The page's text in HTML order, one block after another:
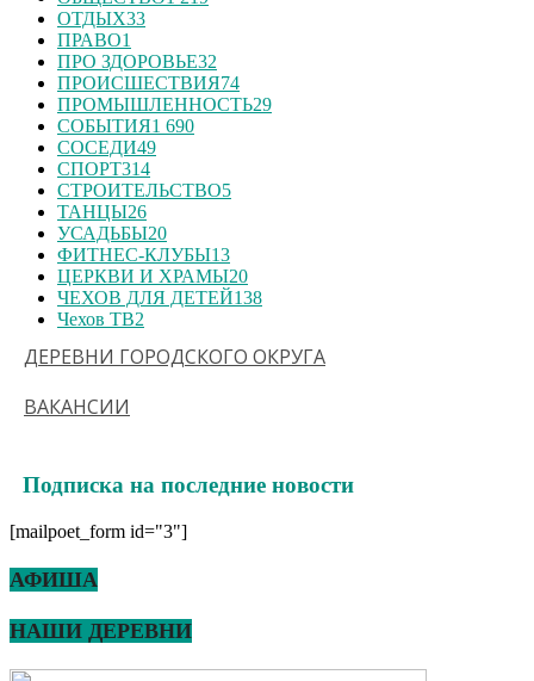
ОТДЫХ33
ПРАВО1
ПРО ЗДОРОВЬЕ32
ПРОИСШЕСТВИЯ74
ПРОМЫШЛЕННОСТЬ29
СОБЫТИЯ1 690
СОСЕДИ49
СПОРТ314
СТРОИТЕЛЬСТВО5
ТАНЦЫ26
УСАДЬБЫ20
ФИТНЕС-КЛУБЫ13
ЦЕРКВИ И ХРАМЫ20
ЧЕХОВ ДЛЯ ДЕТЕЙ138
Чехов ТВ2
ДЕРЕВНИ ГОРОДСКОГО ОКРУГА
ВАКАНСИИ
Подписка на последние новости
[mailpoet_form id="3"]
АФИША
НАШИ ДЕРЕВНИ